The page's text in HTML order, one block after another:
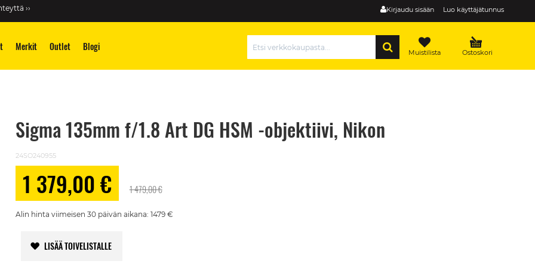
Kirjaudu sisään Luo käyttäjätunnus
››
Merkit Outlet Blogi Ostoskori
Muistilista
Sigma 135mm f/1.8 Art DG HSM -objektiivi, Nikon
24SO240955
Alennushinta
1 379,00 € 1 479,00 €
Alin hinta viimeisen 30 päivän aikana: 1479 €
LISÄÄ TOIVELISTALLE